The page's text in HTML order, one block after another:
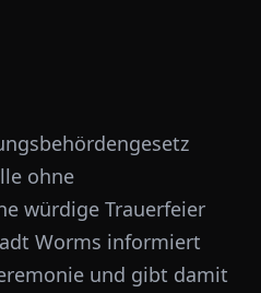
ohne
würdige Trauerfeier
Worms informiert
und gibt damit